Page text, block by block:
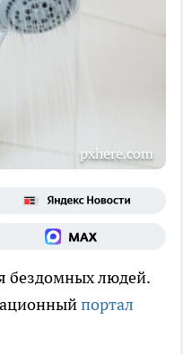
pxhere.com
бездомных людей.
портал